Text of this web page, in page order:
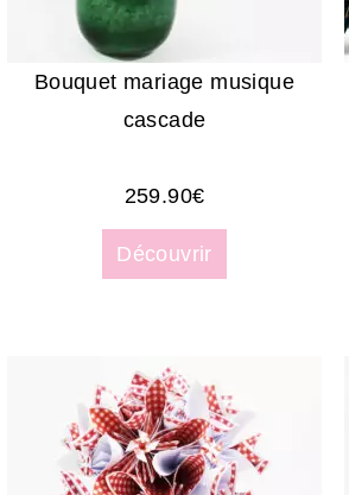
Bouquet mariage musique
cascade
259.90€
Découvrir